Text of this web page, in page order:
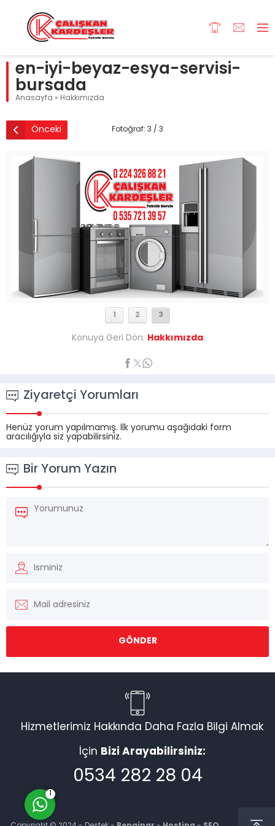
en-iyi-beyaz-esya-servisi-
bursada
Anasayfa » Hakkımızda
Önceki Fotoğraf: 3 / 3
2 3
Konuya Geri Dön: Hakkımızda
Ziyaretçi Yorumları
Henüz yorum yapılmamış. İlk yorumu aşağıdaki form
aracılığıyla siz yapabilirsiniz.
Bir Yorum Yazın
Hizmetlerimiz Hakkında Daha Fazla Bilgi Almak
İçin Bizi Arayabilirsiniz:
0534 282 28 04
Müşteri Temsilcisi
Cevap Yaz